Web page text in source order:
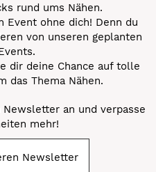
rund ums Nähen.
Event ohne dich! Denn du
von unseren geplanten
dir deine Chance auf tolle
das Thema Nähen.
an und verpasse
mehr!
Newsletter